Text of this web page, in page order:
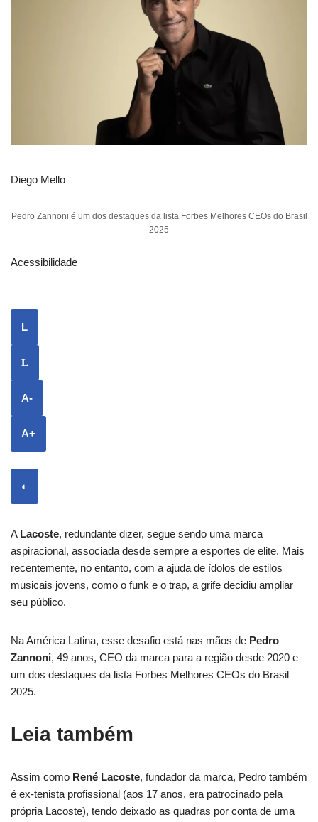
Diego Mello
Pedro Zannoni é um dos destaques da lista Forbes Melhores CEOs do Brasil
2025
Acessibilidade
L
L
A-
A+
◐
A Lacoste, redundante dizer, segue sendo uma marca
aspiracional, associada desde sempre a esportes de elite. Mais
recentemente, no entanto, com a ajuda de ídolos de estilos
musicais jovens, como o funk e o trap, a grife decidiu ampliar
seu público.
Na América Latina, esse desafio está nas mãos de Pedro
Zannoni, 49 anos, CEO da marca para a região desde 2020 e
um dos destaques da lista Forbes Melhores CEOs do Brasil
2025.
Leia também
Assim como René Lacoste, fundador da marca, Pedro também
é ex-tenista profissional (aos 17 anos, era patrocinado pela
própria Lacoste), tendo deixado as quadras por conta de uma